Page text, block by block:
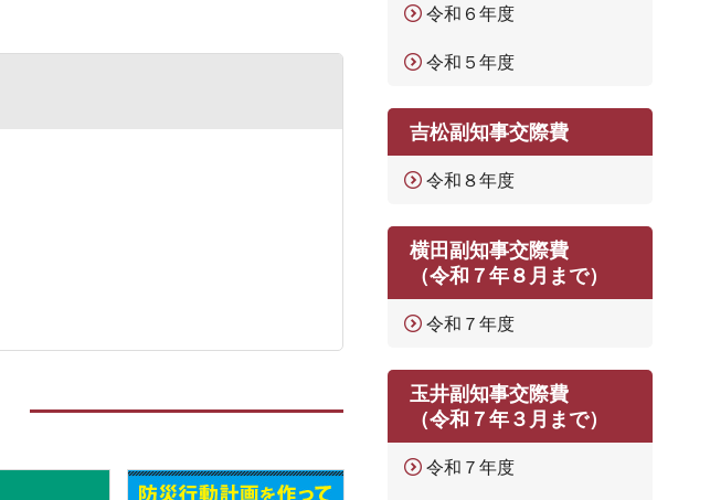
令和６年度
令和５年度
吉松副知事交際費
令和８年度
横田副知事交際費
（令和７年８月まで）
令和７年度
玉井副知事交際費
（令和７年３月まで）
令和７年度